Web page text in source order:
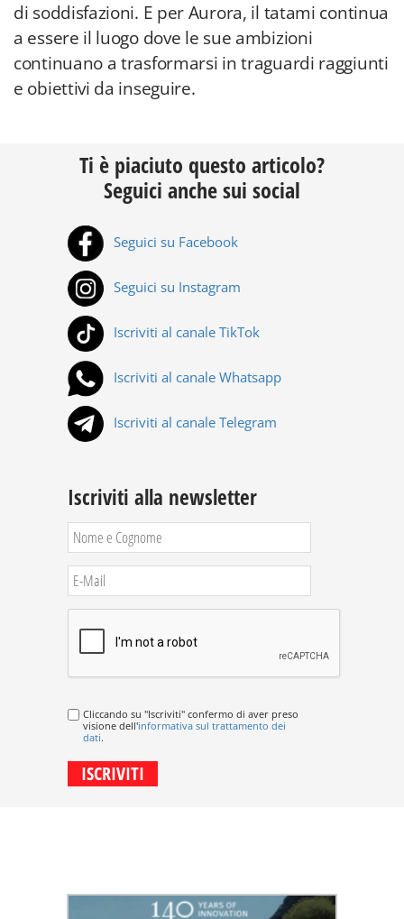
di soddisfazioni. E per Aurora, il tatami continua
a essere il luogo dove le sue ambizioni
continuano a trasformarsi in traguardi raggiunti
e obiettivi da inseguire.
Ti è piaciuto questo articolo?
Seguici anche sui social
Seguici su Facebook
Seguici su Instagram
Iscriviti al canale TikTok
Iscriviti al canale Whatsapp
Iscriviti al canale Telegram
Iscriviti alla newsletter
Cliccando su "Iscriviti" confermo di aver preso
visione dell'informativa sul trattamento dei
dati.